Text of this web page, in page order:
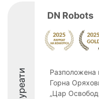
Лауреати
DN Robots
Разположена
Горна
„Цар